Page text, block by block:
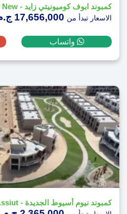
الاسعار تبدأ من
واتساب